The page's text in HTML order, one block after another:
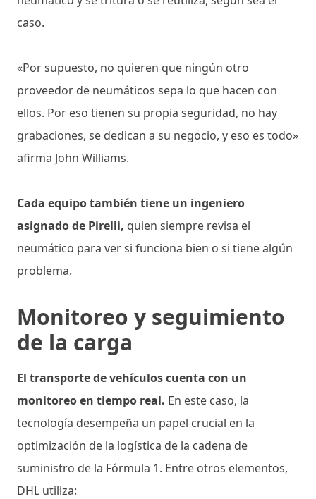
caso.
«Por supuesto, no quieren que ningún otro
proveedor de neumáticos sepa lo que hacen con
ellos. Por eso tienen su propia seguridad, no hay
grabaciones, se dedican a su negocio, y eso es todo»
afirma John Williams.
Cada equipo también tiene un ingeniero
asignado de Pirelli, quien siempre revisa el
neumático para ver si funciona bien o si tiene algún
problema.
Monitoreo y seguimiento
de la carga
El transporte de vehículos cuenta con un
monitoreo en tiempo real. En este caso, la
tecnología desempeña un papel crucial en la
optimización de la logística de la cadena de
suministro de la Fórmula 1. Entre otros elementos,
DHL utiliza: